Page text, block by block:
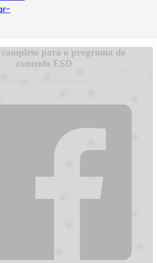
para o programa de
controlo ESD